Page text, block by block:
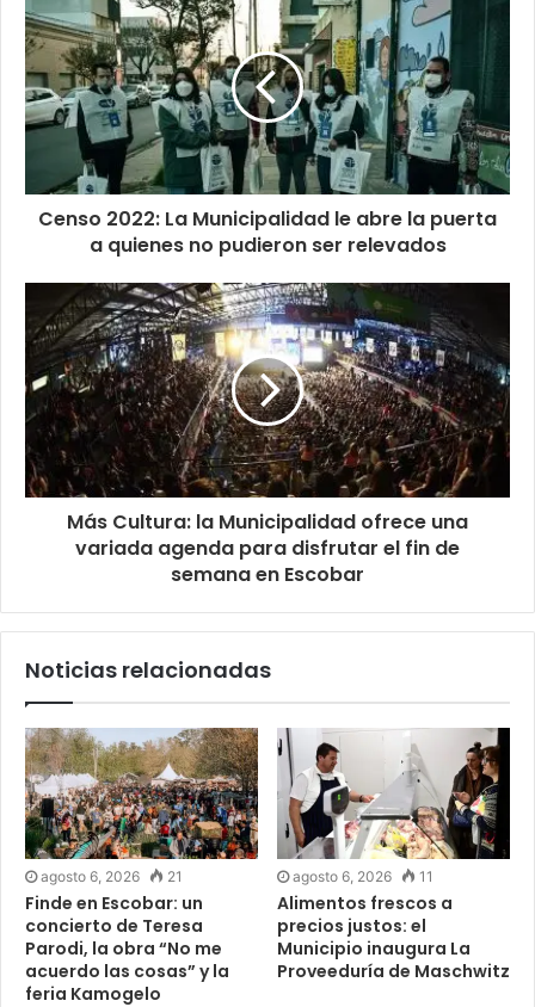
Censo 2022: La Municipalidad le abre la puerta
a quienes no pudieron ser relevados
Más Cultura: la Municipalidad ofrece una
variada agenda para disfrutar el fin de
semana en Escobar
Noticias relacionadas
agosto 6, 2026 21
Finde en Escobar: un
concierto de Teresa
Parodi, la obra “No me
acuerdo las cosas” y la
feria Kamogelo
agosto 6, 2026 11
Alimentos frescos a
precios justos: el
Municipio inaugura La
Proveeduría de Maschwitz